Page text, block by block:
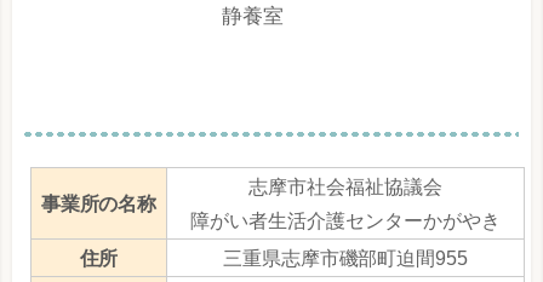
静養室
事業所の名称
志摩市社会福祉協議会
障がい者生活介護センターかがやき
住所
三重県志摩市磯部町迫間955